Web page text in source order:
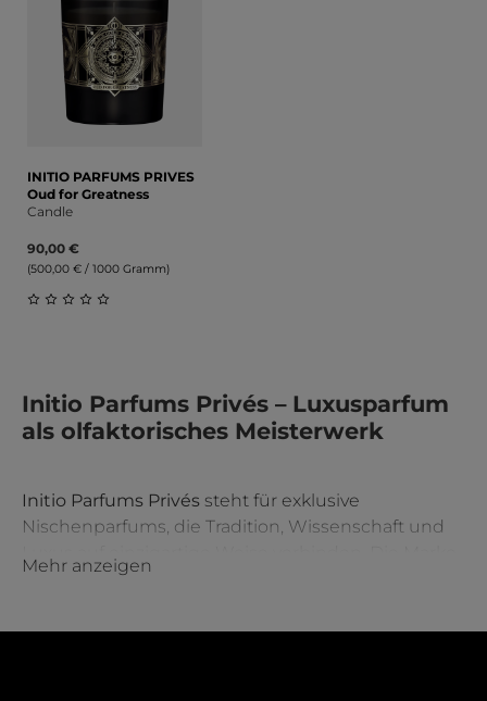
INITIO PARFUMS PRIVES
Oud for Greatness
Candle
90,00 €
(500,00 € / 1000 Gramm)
Initio Parfums Privés – Luxusparfum
als olfaktorisches Meisterwerk
Initio Parfums Privés steht für exklusive
Nischenparfums, die Tradition, Wissenschaft und
kombiniertalte Parfumkunst mit Rohstoffen
Duftkompositionenzu schaffen, die Emotionen
Mehr anzeigen